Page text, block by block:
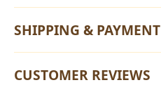
SHIPPING & PAYMENT
CUSTOMER REVIEWS